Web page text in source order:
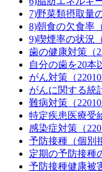
7)野菜類摂取量
8)朝食の欠食率
9)喫煙率の状況（
歯の健康対策（
自分の歯を20本
がん対策（
がんに関する統
難病対策（
特定疾患医療受
感染症対策（
予防接種（個別
定期の予防接種
予防接種健康被